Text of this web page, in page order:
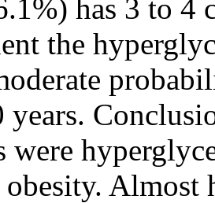
has 3 to 4
the
years.
were
Almost